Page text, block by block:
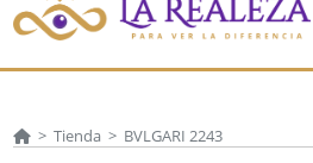
> Tienda > BVLGARI 2243